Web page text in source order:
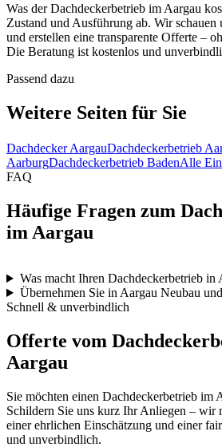
Was der Dachdeckerbetrieb im Aargau
Zustand und Ausführung ab. Wir schauen
und erstellen eine transparente Offerte –
Die Beratung ist kostenlos und
Passend dazu
Weitere Seiten für Sie
Dachdecker AargauDachdeckerbetrieb
AarburgDachdeckerbetrieb BadenAlle
FAQ
Häufige Fragen zum
im Aargau
Was macht Ihren Dachdeckerbetrieb in
Übernehmen Sie in Aargau Neubau
Schnell & unverbindlich
Offerte vom
Aargau
Sie möchten einen Dachdeckerbetrieb im
Schildern Sie uns kurz Ihr Anliegen – wir
einer ehrlichen Einschätzung und einer
und unverbindlich.